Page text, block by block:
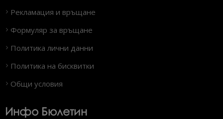
Рекламация и връщане
Формуляр за връщане
Политика лични данни
Политика на бисквитки
Общи условия
Инфо Бюлетин